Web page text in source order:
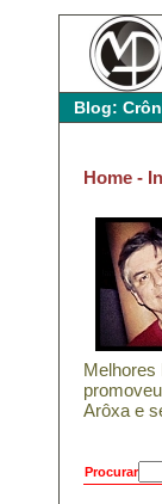
Blog:
Home -
Melhores
Arôxa e
Procurar